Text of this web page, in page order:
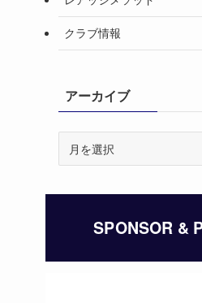
クラブ情報
アーカイブ
イ
SPONSOR &